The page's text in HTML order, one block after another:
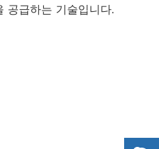
급하는 기술입니다.